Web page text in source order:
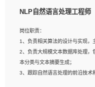
验的更佳；
3、熟悉数据库开发，熟悉Mysql
4、熟悉Python Wed框架（
良好的文档编写能力）；
5、沟通表达能力强，具备团队协
NLP自然语言处理工程师
岗位职责：
1、负责相关算法的设计与实现，
2、负责大规模文本数据库处理，
本分类与文本摘要生成；
3、跟踪自然语言处理的前沿技术